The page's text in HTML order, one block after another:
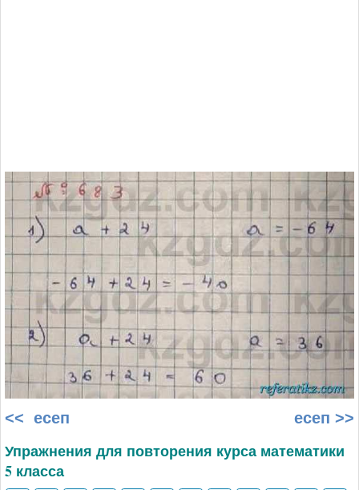
<< есеп есеп >>
Упражнения для повторения курса математики
5 класса